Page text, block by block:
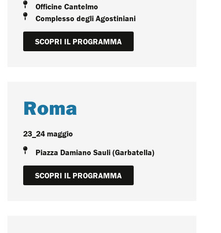
Officine Cantelmo
Complesso degli Agostiniani
SCOPRI IL PROGRAMMA
Roma
23_24 maggio
Piazza Damiano Sauli (Garbatella)
SCOPRI IL PROGRAMMA